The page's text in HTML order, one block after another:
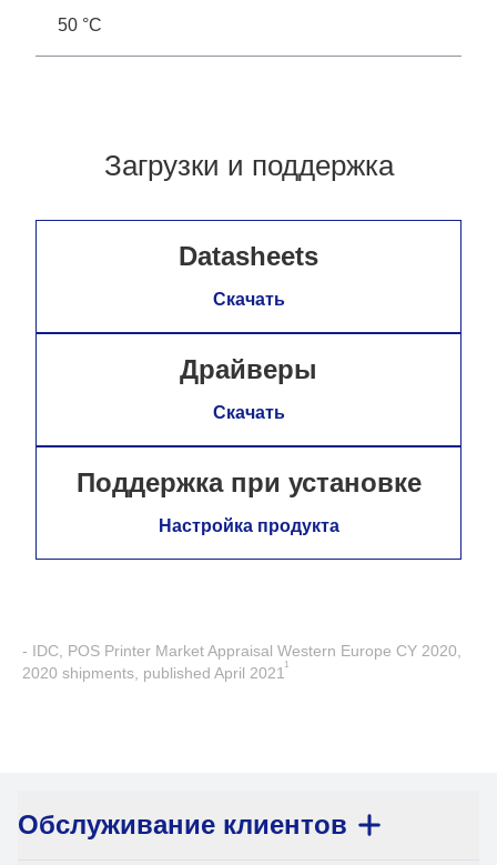
50 °C
Загрузки и поддержка
Datasheets
Скачать
Драйверы
Скачать
Поддержка при установке
Настройка продукта
- IDC, POS Printer Market Appraisal Western Europe CY 2020,
2020 shipments, published April 2021 1
Обслуживание клиентов